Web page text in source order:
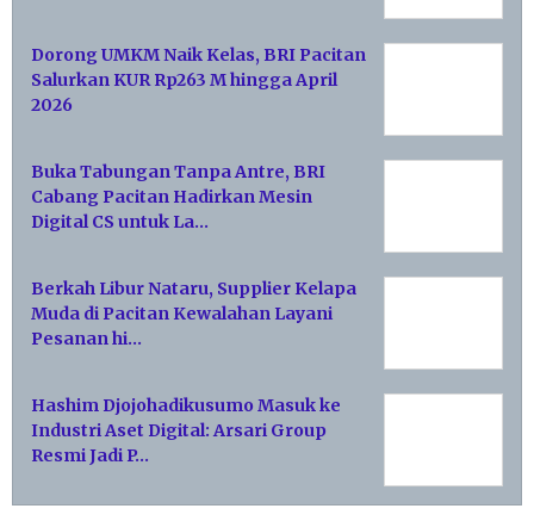
Dorong UMKM Naik Kelas, BRI Pacitan
Salurkan KUR Rp263 M hingga April
2026
Buka Tabungan Tanpa Antre, BRI
Cabang Pacitan Hadirkan Mesin
Digital CS untuk La…
Berkah Libur Nataru, Supplier Kelapa
Muda di Pacitan Kewalahan Layani
Pesanan hi…
Hashim Djojohadikusumo Masuk ke
Industri Aset Digital: Arsari Group
Resmi Jadi P…